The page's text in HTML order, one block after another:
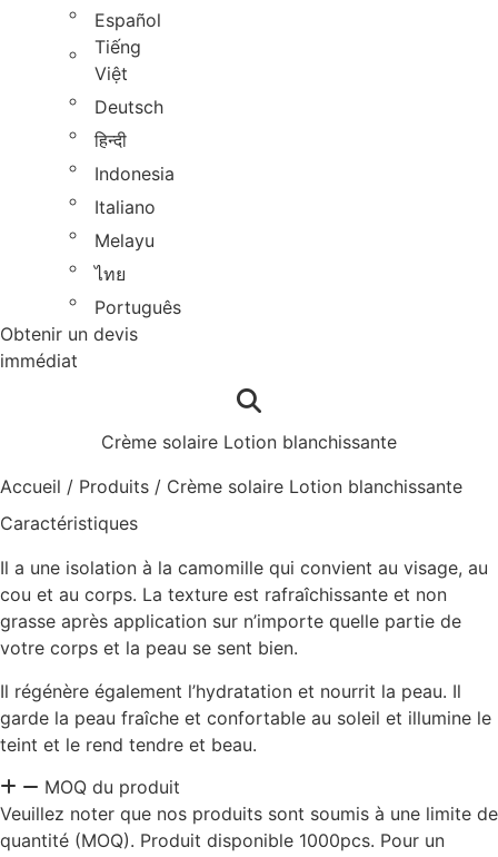
Español
Tiếng
Việt
Deutsch
हिन्दी
Indonesia
Italiano
Melayu
ไทย
Português
Obtenir un devis
immédiat
Crème solaire Lotion blanchissante
Accueil / Produits / Crème solaire Lotion blanchissante
Caractéristiques
Il a une isolation à la camomille qui convient au visage, au
cou et au corps. La texture est rafraîchissante et non
grasse après application sur n’importe quelle partie de
votre corps et la peau se sent bien.
Il régénère également l’hydratation et nourrit la peau. Il
garde la peau fraîche et confortable au soleil et illumine le
teint et le rend tendre et beau.
MOQ du produit
Veuillez noter que nos produits sont soumis à une limite de
quantité (MOQ). Produit disponible 1000pcs. Pour un